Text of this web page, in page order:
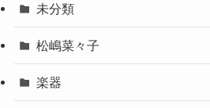
未分類
松嶋菜々子
楽器